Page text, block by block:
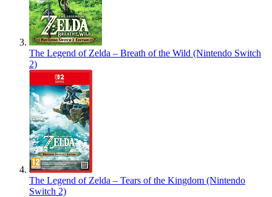
The Legend of Zelda – Breath of the Wild (Nintendo Switch
2)
The Legend of Zelda – Tears of the Kingdom (Nintendo
Switch 2)